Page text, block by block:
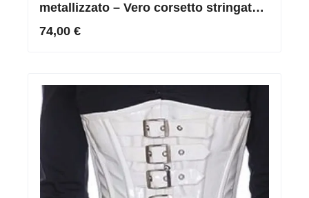
metallizzato – Vero corsetto stringato
74,00 €